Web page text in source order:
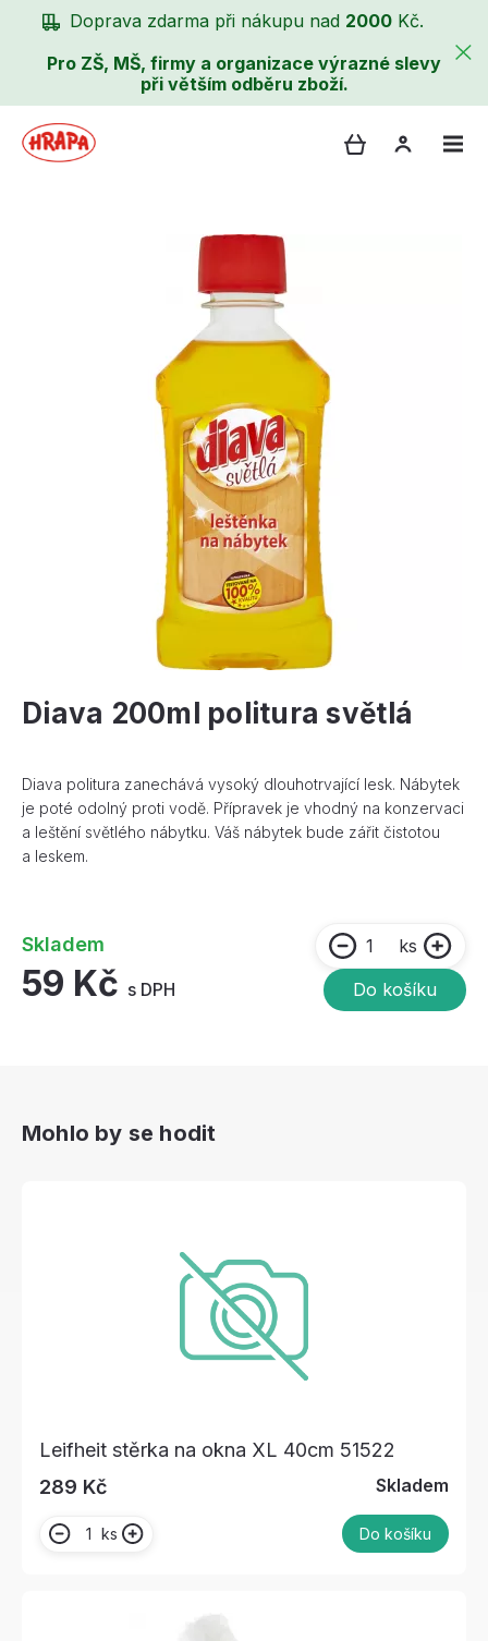
Doprava zdarma při nákupu nad 2000 Kč.
Pro ZŠ, MŠ, firmy a organizace výrazné slevy
při větším odběru zboží.
Diava 200ml politura světlá
Diava politura zanechává vysoký dlouhotrvající lesk. Nábytek
je poté odolný proti vodě. Přípravek je vhodný na konzervaci
a leštění světlého nábytku. Váš nábytek bude zářit čistotou
a leskem.
Skladem
59 Kč s DPH
ks
Do košíku
Mohlo by se hodit
Leifheit stěrka na okna XL 40cm 51522
289 Kč
Skladem
ks Do košíku